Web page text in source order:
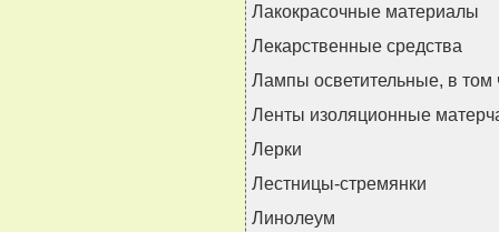
Лакокрасочные материалы
Лекарственные средства
Лампы осветительные, в том
Ленты изоляционные
Лерки
Лестницы-стремянки
Линолеум